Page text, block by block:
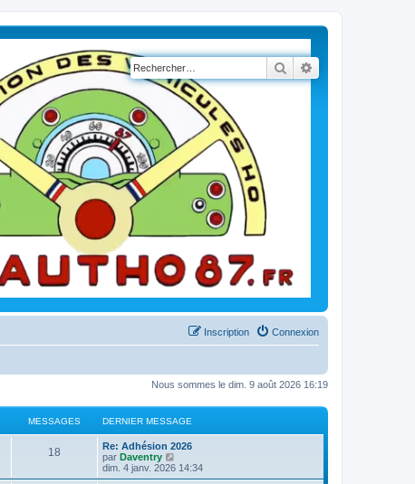
Rechercher
Connexion
Inscription
Nous sommes le dim. 9 août 2026 16:19
MESSAGES DERNIER MESSAGE
18
Re: Adhésion 2026
par Daventry
o
n
dim. 4 janv. 2026 14:34